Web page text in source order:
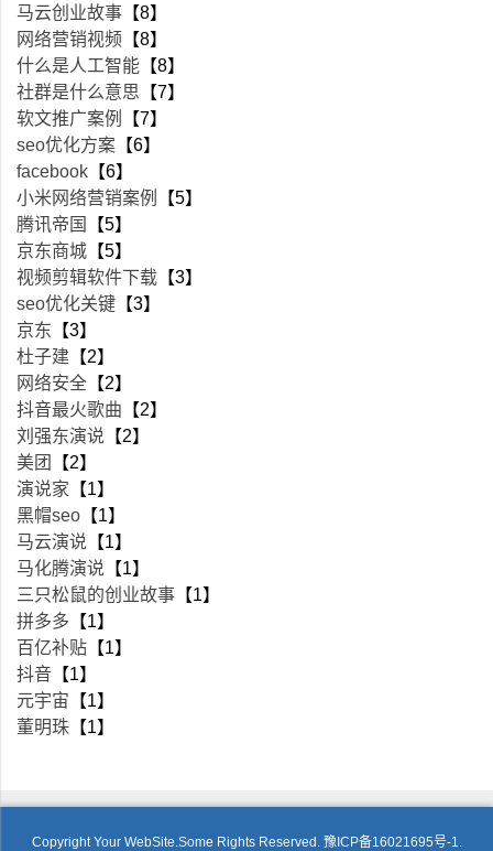
马云创业故事 【8】
网络营销视频 【8】
什么是人工智能 【8】
社群是什么意思 【7】
软文推广案例
【7】
seo优化方案 【6】
facebook 【6】
小米网络营销案例
【5】
腾讯帝国
【5】
京东商城 【5】
视频剪辑软件下载 【3】
seo优化关键 【3】
京东 【3】
杜子建 【2】
网络安全 【2】
抖音最火歌曲 【2】
刘强东演说 【2】
美团
【2】
演说家 【1】
黑帽seo 【1】
马云演说 【1】
马化腾演说 【1】
三只松鼠的创业故事 【1】
拼多多 【1】
百亿补贴 【1】
抖音 【1】
元宇宙 【1】
董明珠 【1】
Copyright Your WebSite.Some Rights Reserved. 豫ICP备16021695号-1.